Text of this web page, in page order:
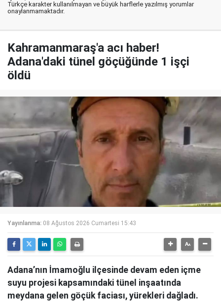
Türkçe karakter kullanılmayan ve büyük harflerle yazılmış yorumlar
onaylanmamaktadır.
Kahramanmaraş'a acı haber!
Adana'daki tünel göçüğünde 1 işçi
öldü
Yayınlanma: 08 Ağustos 2026 Cumartesi 15:43
Adana’nın İmamoğlu ilçesinde devam eden içme
suyu projesi kapsamındaki tünel inşaatında
meydana gelen göçük faciası, yürekleri dağladı.